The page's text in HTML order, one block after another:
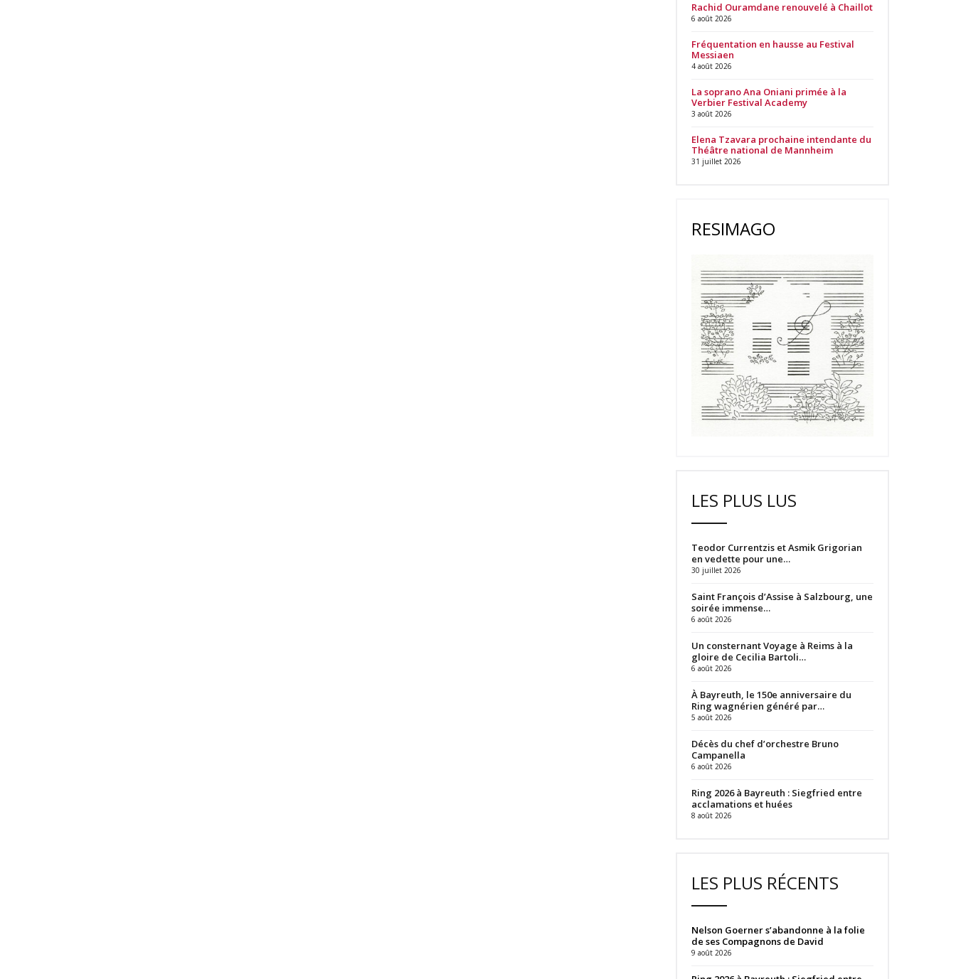
Rachid Ouramdane renouvelé à Chaillot
6 août 2026
Fréquentation en hausse au Festival
Messiaen
4 août 2026
La soprano Ana Oniani primée à la
Verbier Festival Academy
3 août 2026
Elena Tzavara prochaine intendante du
Théâtre national de Mannheim
31 juillet 2026
RESIMAGO
LES PLUS LUS
Teodor Currentzis et Asmik Grigorian
en vedette pour une…
30 juillet 2026
Saint François d’Assise à Salzbourg, une
soirée immense…
6 août 2026
Un consternant Voyage à Reims à la
gloire de Cecilia Bartoli…
6 août 2026
À Bayreuth, le 150e anniversaire du
Ring wagnérien généré par…
5 août 2026
Décès du chef d’orchestre Bruno
Campanella
6 août 2026
Ring 2026 à Bayreuth : Siegfried entre
acclamations et huées
8 août 2026
LES PLUS RÉCENTS
Nelson Goerner s’abandonne à la folie
de ses Compagnons de David
9 août 2026